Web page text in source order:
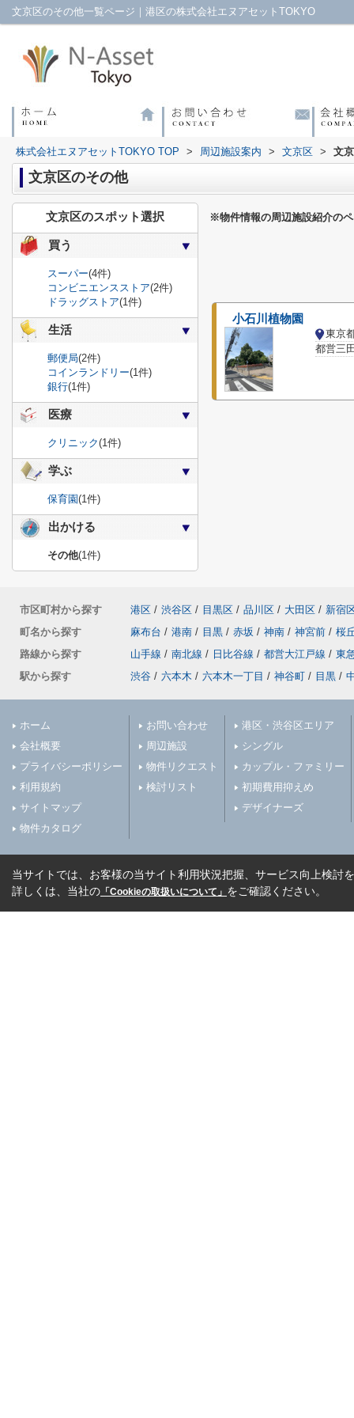
文京区のその他一覧ページ｜港区の株式会社エヌアセットTOKYO
株式会社エヌアセットTOKYO TOP > 周辺施設案内 > 文京区 > 文
文京区のその他
※物件情報の周辺施設紹介の
小石川植物園
東京
都営三
文京区のスポット選択
買う
スーパー(4件)
コンビニエンスストア(2件)
ドラッグストア(1件)
生活
郵便局(2件)
コインランドリー(1件)
銀行(1件)
医療
クリニック(1件)
学ぶ
保育園(1件)
出かける
その他(1件)
市区町村から探す 港区 / 渋谷区 / 目黒区 / 品川区 / 大田区 / 新宿
町名から探す
麻布台 / 港南 / 目黒 / 赤坂 / 神南 / 神宮前 / 桜
路線から探す
山手線 / 南北線 / 日比谷線 / 都営大江戸線 / 東
駅から探す
渋谷 / 六本木 / 六本木一丁目 / 神谷町 / 目黒 /
ホーム
会社概要
プライバシーポリシー
利用規約
サイトマップ
物件カタログ
お問い合わせ
周辺施設
物件リクエスト
検討リスト
港区・渋谷区エリア
シングル
カップル・ファミリー
初期費用抑えめ
デザイナーズ
当サイトでは、お客様の当サイト利用状況把握、サービス向上検討
詳しくは、当社の 「Cookieの取扱いについて」 をご確認ください。